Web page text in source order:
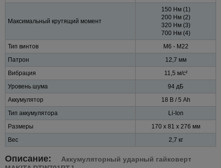
Максимальный крутящий момент
150 Нм (1)
200 Нм (2)
320 Нм (3)
700 Нм (4)
Тип винтов
M6 - M22
Патрон
12,7 мм
Вибрация
11,5 м/с²
Уровень шума
94 дБ
Аккумулятор
18 В / 5 Ah
Тип аккумулятора
Li-Ion
Размеры
170 x 81 x 276 мм
Вес
2,7 кг
Описание:
Аккумуляторный ударный гайковерт